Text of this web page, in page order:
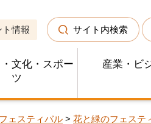
ト情報 サイト内検索
文化・スポー
ツ
産業・ビ
ェスティバル > 花と緑のフェステ